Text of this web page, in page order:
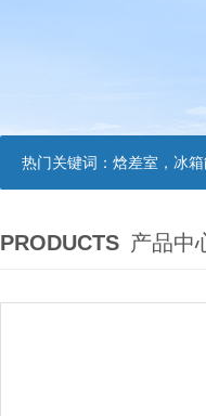
热门关键词： 焓差室，冰箱能效试验室，电
PRODUCTS 产品中